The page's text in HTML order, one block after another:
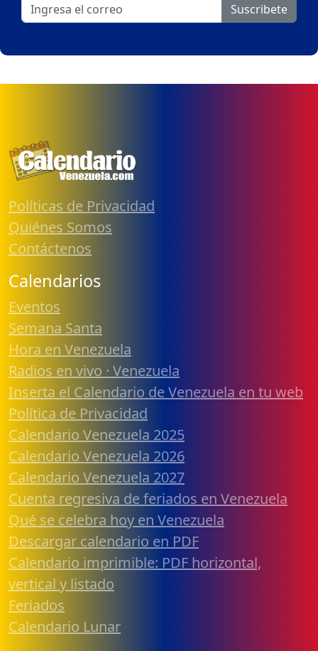
Suscribete
Políticas de Privacidad
Quiénes Somos
Contáctenos
Calendarios
Eventos
Semana Santa
Hora en Venezuela
Radios en vivo · Venezuela
Inserta el Calendario de Venezuela en tu web
Política de Privacidad
Calendario Venezuela 2025
Calendario Venezuela 2026
Calendario Venezuela 2027
Cuenta regresiva de feriados en Venezuela
Qué se celebra hoy en Venezuela
Descargar calendario en PDF
Calendario imprimible: PDF horizontal,
vertical y listado
Feriados
Calendario Lunar